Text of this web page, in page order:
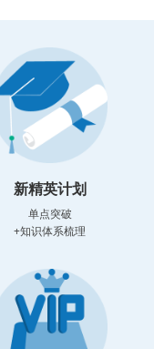
新精英计划
单点突破
+知识体系梳理